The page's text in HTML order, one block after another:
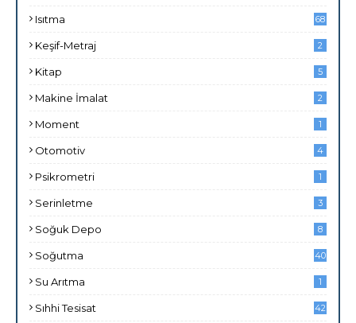
Isıtma 68
Keşif-Metraj 2
Kitap 5
Makine İmalat 2
Moment 1
Otomotiv 4
Psikrometri 1
Serinletme 3
Soğuk Depo 8
Soğutma 40
Su Arıtma 1
Sıhhi Tesisat 42